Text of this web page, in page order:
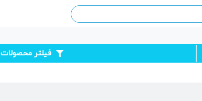
فیلتر محصولات